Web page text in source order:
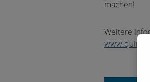
machen!
Weitere